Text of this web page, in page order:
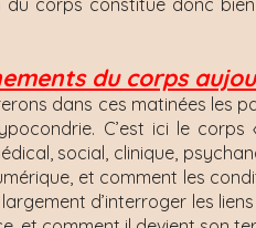
du corps constitue donc
du corps
dans ces matinées les
C’est ici le
social, clinique,
et comment les
largement d’interroger les